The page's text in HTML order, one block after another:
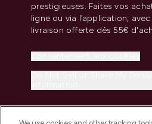
prestigieuses. Faites vos
ligne ou via l’application, avec
livraison offerte dès 55€